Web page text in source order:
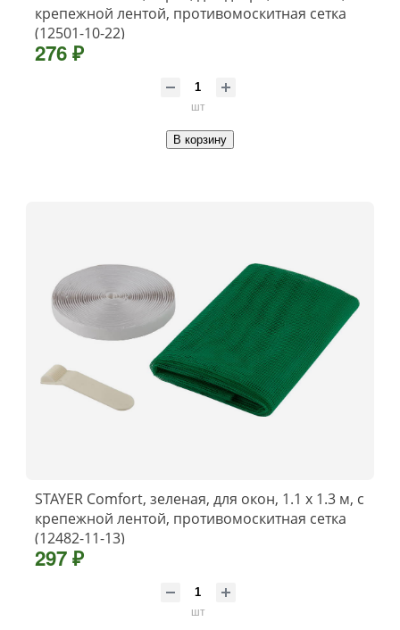
крепежной лентой, противомоскитная сетка
(12501-10-22)
276 ₽
шт
В корзину
STAYER Comfort, зеленая, для окон, 1.1 х 1.3 м, с
крепежной лентой, противомоскитная сетка
(12482-11-13)
297 ₽
шт